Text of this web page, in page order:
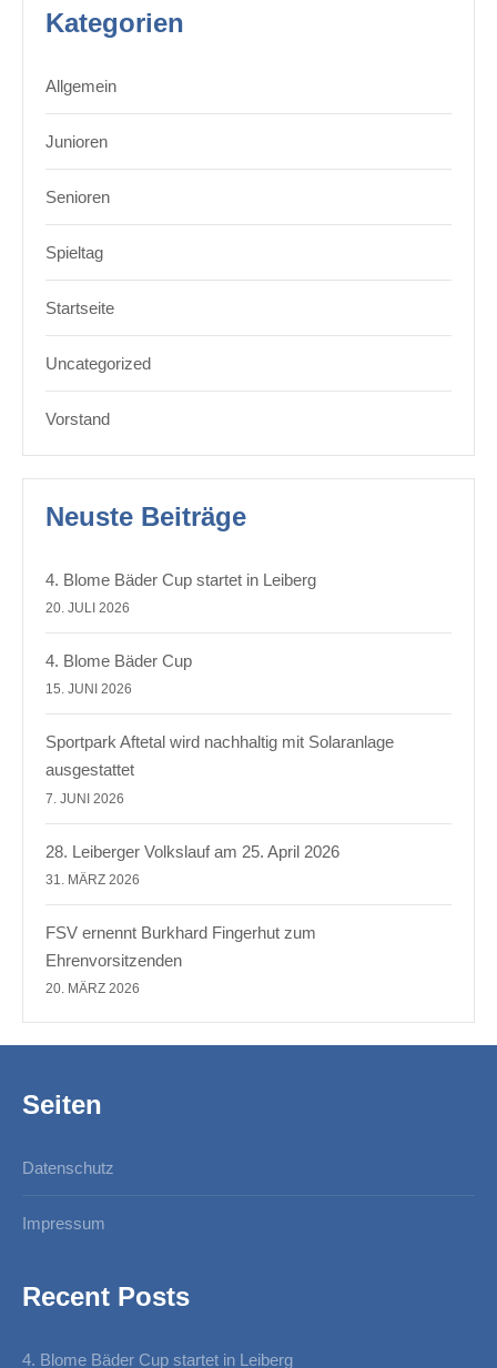
Kategorien
Allgemein
Junioren
Senioren
Spieltag
Startseite
Uncategorized
Vorstand
Neuste Beiträge
4. Blome Bäder Cup startet in Leiberg
20. JULI 2026
4. Blome Bäder Cup
15. JUNI 2026
Sportpark Aftetal wird nachhaltig mit Solaranlage
ausgestattet
7. JUNI 2026
28. Leiberger Volkslauf am 25. April 2026
31. MÄRZ 2026
FSV ernennt Burkhard Fingerhut zum
Ehrenvorsitzenden
20. MÄRZ 2026
Seiten
Datenschutz
Impressum
Recent Posts
4. Blome Bäder Cup startet in Leiberg